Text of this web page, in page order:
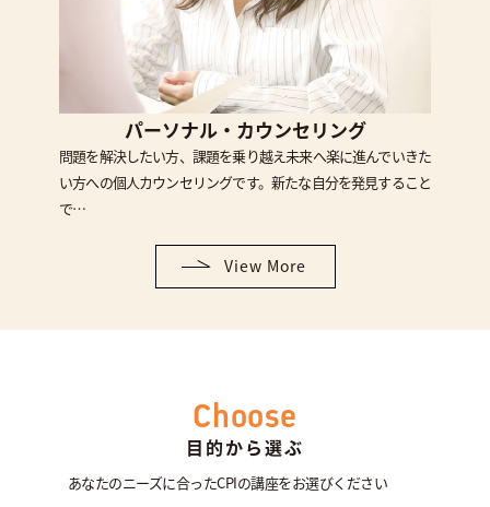
パーソナル・カウンセリング
問題を解決したい方、課題を乗り越え未来へ楽に進んでいきた
い方への個人カウンセリングです。新たな自分を発見すること
で…
View More
Choose
目的から選ぶ
あなたのニーズに合ったCPIの講座をお選びください